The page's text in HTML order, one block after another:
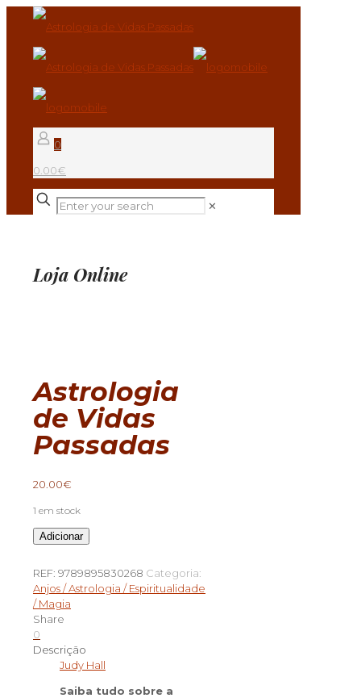
0
0.00€
✕
Loja Online
Astrologia
de Vidas
Passadas
20.00€
1 em stock
Quantidade
de
de
Vidas
Passadas
Adicionar
REF: 9789895830268 Categoria:
Anjos / Astrologia / Espiritualidade
/ Magia
Share
0
Descrição
Judy Hall
Saiba tudo sobre a